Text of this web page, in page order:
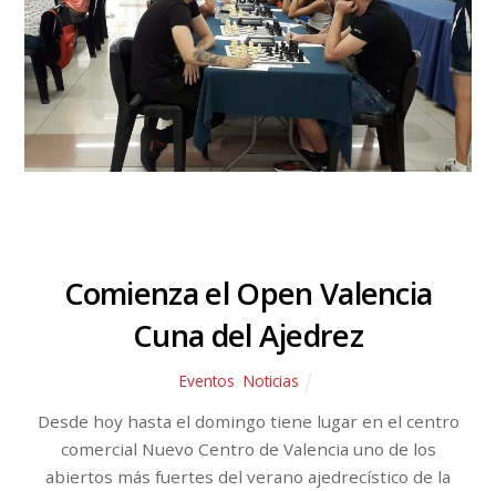
Comienza el Open Valencia
Cuna del Ajedrez
Eventos Noticias
Desde hoy hasta el domingo tiene lugar en el centro
comercial Nuevo Centro de Valencia uno de los
abiertos más fuertes del verano ajedrecístico de la